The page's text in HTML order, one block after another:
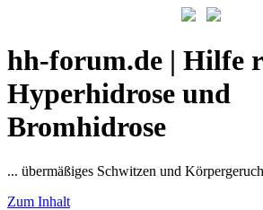
hh-forum.de | Hilfe
Hyperhidrose und
Bromhidrose
... übermäßiges Schwitzen und Körpergeruch
Zum Inhalt